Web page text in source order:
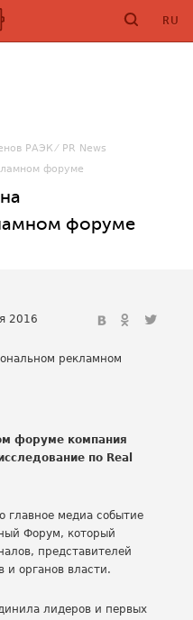
RU
РАЭК
PR News
форуме
форуме
2016
форуме компания
по Real
главное медиа событие
Форум, который
представителей
и органов власти.
лидеров и первых